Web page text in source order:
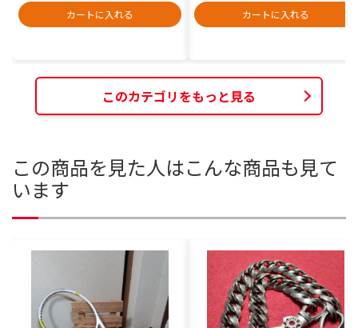
カートに入れる
カートに入れる
このカテゴリをもっと見る
この商品を見た人はこんな商品も見て
います